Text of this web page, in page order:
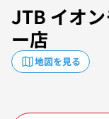
JTB イオ
ー店
地図を見る